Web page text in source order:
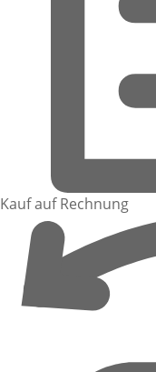
Kauf auf Rechnung